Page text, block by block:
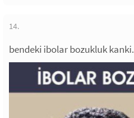
14.
bendeki ibolar bozukluk kanki.